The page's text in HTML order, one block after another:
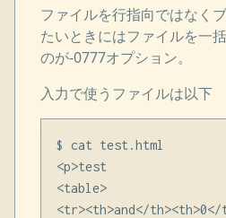
ファイルを行指向ではなく
たいときにはファイルを一
のが-0777オプション。
入力で使うファイルは以下
$ cat test.html
<p>test
<table>
<tr><th>and</